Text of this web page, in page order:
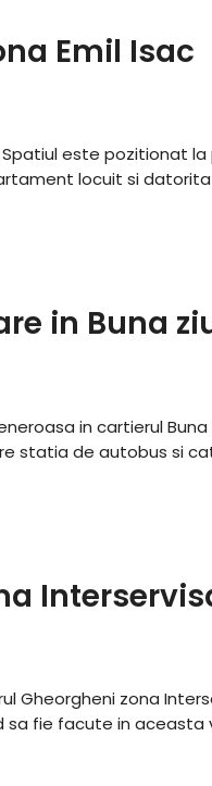
Emil Isac
este pozitionat
locuit si
in Buna
in cartierul Buna
de autobus si
zona
fie facute in aceasta